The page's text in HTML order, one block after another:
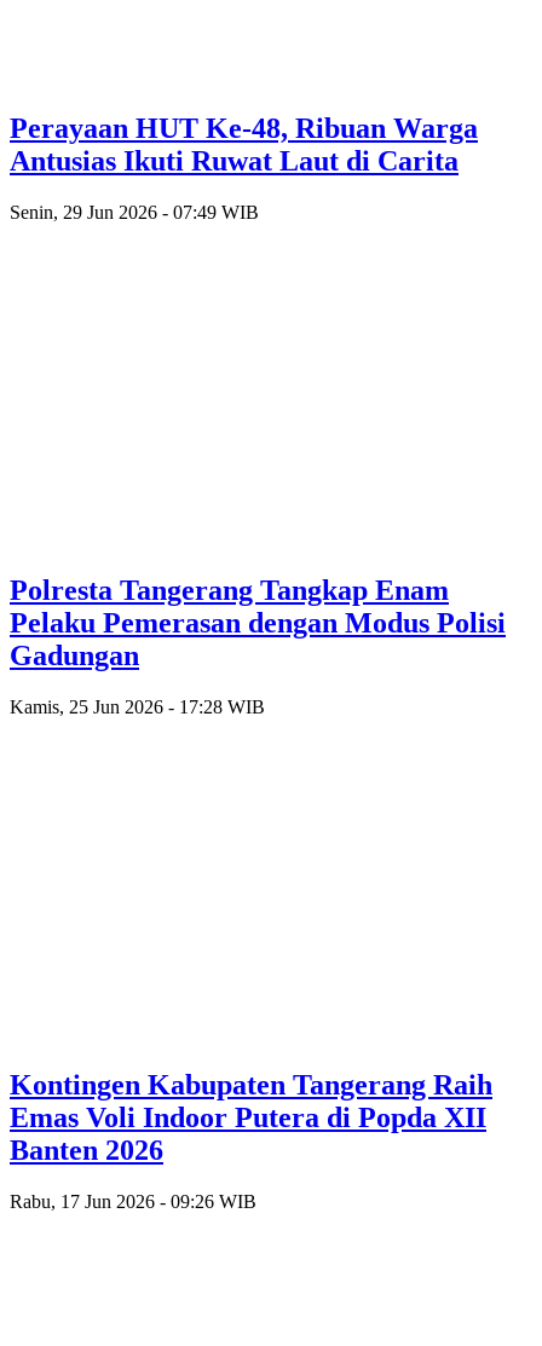
Perayaan HUT Ke-48, Ribuan Warga
Antusias Ikuti Ruwat Laut di Carita
Senin, 29 Jun 2026 - 07:49 WIB
Polresta Tangerang Tangkap Enam
Pelaku Pemerasan dengan Modus Polisi
Gadungan
Kamis, 25 Jun 2026 - 17:28 WIB
Kontingen Kabupaten Tangerang Raih
Emas Voli Indoor Putera di Popda XII
Banten 2026
Rabu, 17 Jun 2026 - 09:26 WIB